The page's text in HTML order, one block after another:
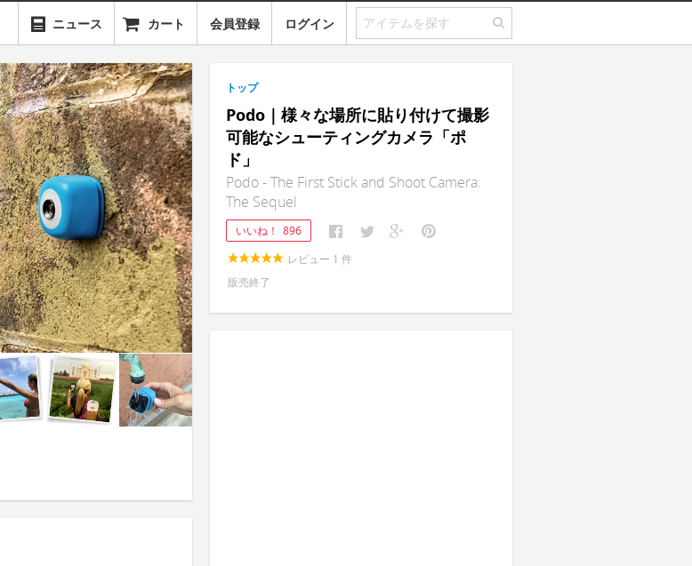
ニュース カート 会員登録 ログイン
トップ
Podo｜様々な場所に貼り付けて撮影
可能なシューティングカメラ「ポ
ド」
Podo - The First Stick and Shoot Camera:
The Sequel
いいね！ 896
レビュー 1 件
販売終了